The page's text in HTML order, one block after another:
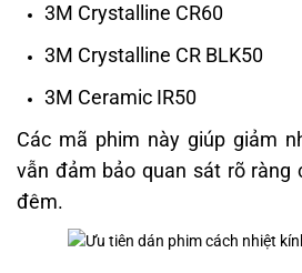
3M Crystalline CR60
3M Crystalline CR BLK50
3M Ceramic IR50
Các mã phim này giúp giảm
vẫn đảm bảo quan sát rõ ràng
đêm.